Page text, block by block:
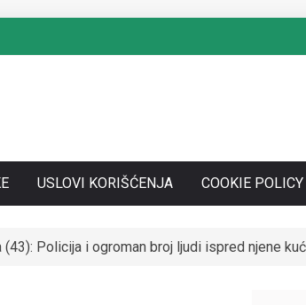
USLOVI KORIŠĆENJA COOKIE POLICY
(43): Policija i ogroman broj ljudi ispred njene
GROFA I NAPUSTILA SRBIJU: Čekajte da